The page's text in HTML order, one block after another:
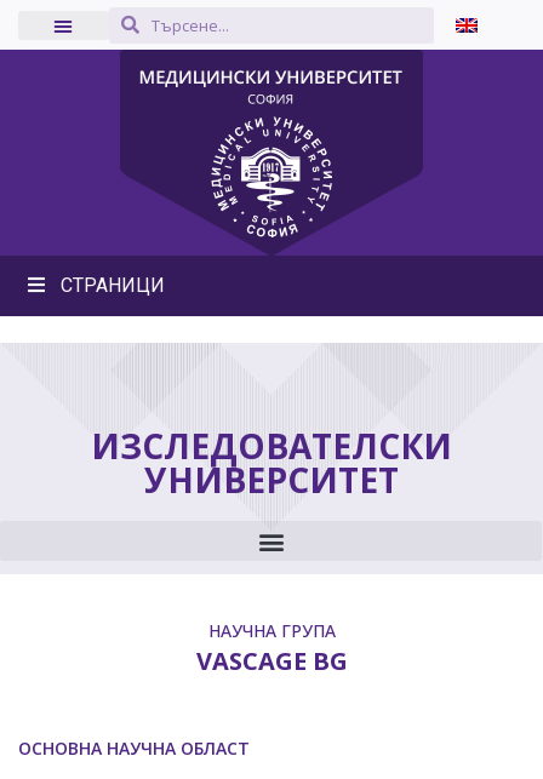
СТРАНИЦИ
ИЗСЛЕДОВАТЕЛСКИ
УНИВЕРСИТЕТ
НАУЧНА ГРУПА
VASCAGE BG
ОСНОВНА НАУЧНА ОБЛАСТ